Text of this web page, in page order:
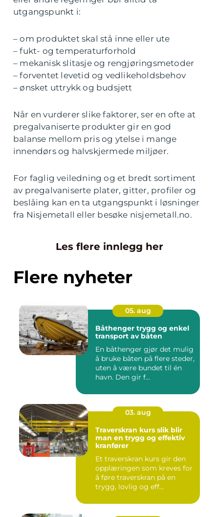
utgangspunkt i:
– om produktet skal stå inne eller ute
– fukt- og temperaturforhold
– mekanisk slitasje og rengjøringsmetoder
– forventet levetid og vedlikeholdsbehov
– ønsket uttrykk og budsjett
Når en vurderer slike faktorer, ser en ofte at
pregalvaniserte produkter gir en god
balanse mellom pris og ytelse i mange
innendørs og halvskjermede miljøer.
For faglig veiledning og et bredt sortiment
av pregalvaniserte plater, gitter, profiler og
beslåing kan en ta utgangspunkt i løsninger
fra Nisjemetall eller besøke nisjemetall.no.
Les flere innlegg her
Flere nyheter
05. aug
Båthenger trygg og enkel
transport av båten
En båthenger gjør det mulig
å bruke båten på flere steder,
uten å være bundet til én
havn. Den gir f...
03. aug
Traverskran kurs slik blir
man en trygg og effektiv
kranfører
Et traverskran kurs gir den
opplæringen som kreves for
å føre traverskran på en
trygg, lovlig og eff...